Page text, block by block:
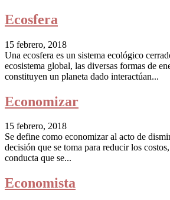
Ecosfera
15 febrero, 2018
Una ecosfera es un sistema ecológico
ecosistema global, las diversas formas de
constituyen un planeta dado interactúan...
Economizar
15 febrero, 2018
Se define como economizar al acto de
decisión que se toma para reducir los
conducta que se...
Economista